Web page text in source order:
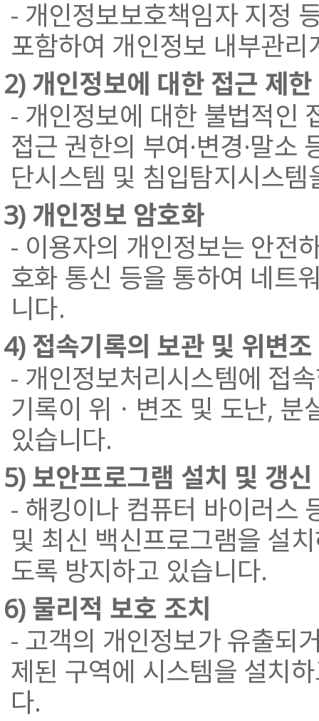
- 개인정보보호책임자 지정
포함하여 개인정보 내부관
2) 개인정보에 대한 접근 제한
- 개인정보에 대한 불법적인
접근 권한의 부여·변경·말
단시스템 및 침입탐지시스
3) 개인정보 암호화
- 이용자의 개인정보는 안전
호화 통신 등을 통하여 네트
니다.
4) 접속기록의 보관 및 위변
- 개인정보처리시스템에 접
기록이 위ㆍ변조 및 도난, 분
있습니다.
5) 보안프로그램 설치 및 갱신
- 해킹이나 컴퓨터 바이러스
및 최신 백신프로그램을 설
도록 방지하고 있습니다.
6) 물리적 보호 조치
- 고객의 개인정보가 유출되
제된 구역에 시스템을 설치
다.